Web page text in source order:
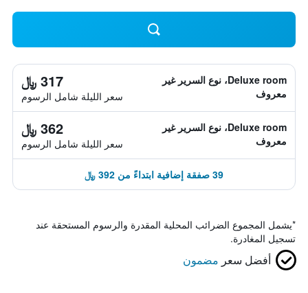
Deluxe room، نوع السرير غير
معروف
317 ﷼
سعر الليلة شامل الرسوم
Deluxe room، نوع السرير غير
معروف
362 ﷼
سعر الليلة شامل الرسوم
39 صفقة إضافية ابتداءً من 392 ﷼
*يشمل المجموع الضرائب المحلية المقدرة والرسوم المستحقة عند
تسجيل المغادرة.
أفضل سعر مضمون